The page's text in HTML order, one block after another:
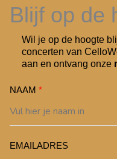
Blijf op de
Wil je op de hoogte
concerten van
aan en ontvang onze
NAAM
EMAILADRES